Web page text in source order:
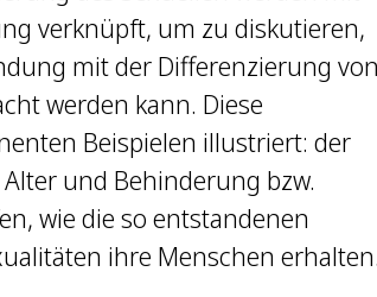
verknüpft, um zu diskutieren,
mit der Differenzierung von
werden kann. Diese
Beispielen illustriert: der
und Behinderung bzw.
wie die so entstandenen
ihre Menschen erhalten.